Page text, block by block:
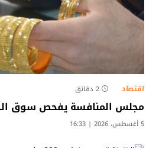
اقتصاد 2 دقائق
مجلس المنافسة يفحص سوق
5 أغسطس، 2026 | 16:33